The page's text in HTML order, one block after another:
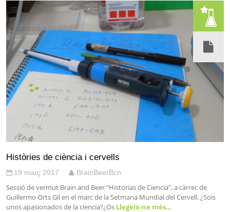
Històries de ciència i cervells
19 març 2017 BrainBeerBcn
Sessió de vermut Brain and Beer “Historias de Ciencia”, a càrrec de
Guillermo Orts Gil en el marc de la Setmana Mundial del Cervell. ¿Sois
unos apasionados de la ciencia?¿Os Llegeix-ne més…